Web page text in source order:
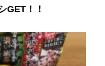
GET！！